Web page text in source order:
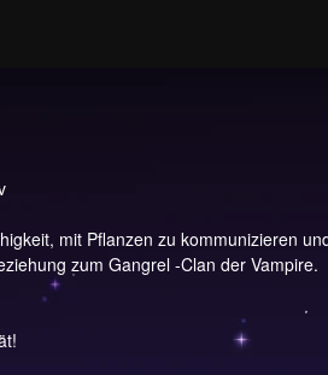
mit Pflanzen zu kommunizieren
zum Gangrel -Clan der Vampire.